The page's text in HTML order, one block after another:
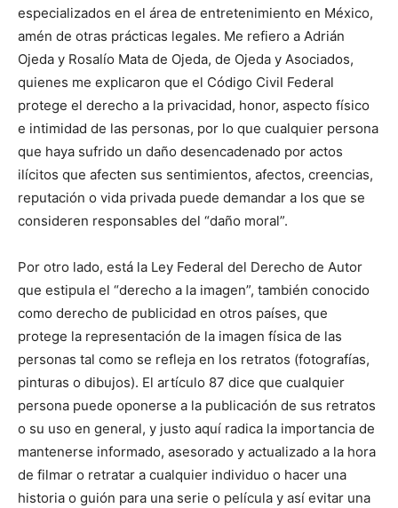
especializados en el área de entretenimiento en México,
amén de otras prácticas legales. Me refiero a Adrián
Ojeda y Rosalío Mata de Ojeda, de Ojeda y Asociados,
quienes me explicaron que el Código Civil Federal
protege el derecho a la privacidad, honor, aspecto físico
e intimidad de las personas, por lo que cualquier persona
que haya sufrido un daño desencadenado por actos
ilícitos que afecten sus sentimientos, afectos, creencias,
reputación o vida privada puede demandar a los que se
consideren responsables del “daño moral”.
Por otro lado, está la Ley Federal del Derecho de Autor
que estipula el “derecho a la imagen”, también conocido
como derecho de publicidad en otros países, que
protege la representación de la imagen física de las
personas tal como se refleja en los retratos (fotografías,
pinturas o dibujos). El artículo 87 dice que cualquier
persona puede oponerse a la publicación de sus retratos
o su uso en general, y justo aquí radica la importancia de
mantenerse informado, asesorado y actualizado a la hora
de filmar o retratar a cualquier individuo o hacer una
historia o guión para una serie o película y así evitar una